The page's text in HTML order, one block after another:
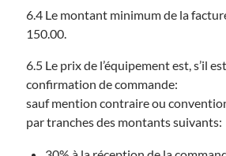
6.4 Le montant minimum de la
150.00.
6.5 Le prix de l’équipement est, s’il
confirmation de commande:
sauf mention contraire ou
par tranches des montants suivants: